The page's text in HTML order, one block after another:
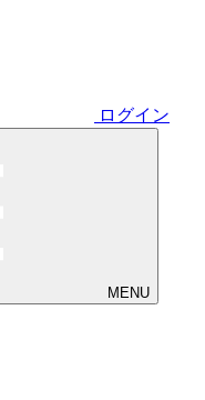
ログイン
MENU